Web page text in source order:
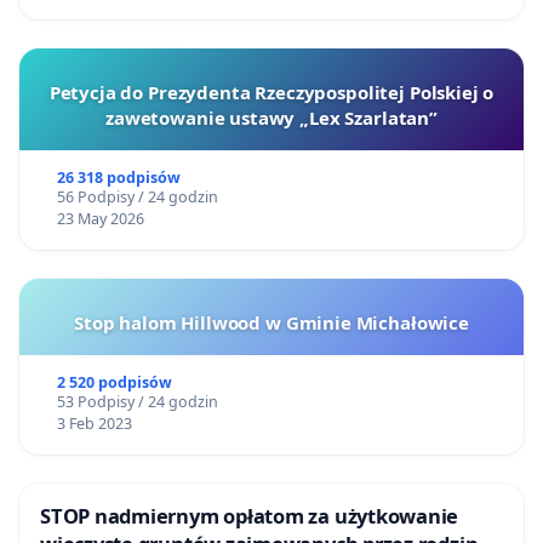
mają zakaz wejścia na teren budynku. Sprawa ma
Jako poważnie zaniepokojeni obywatele Polski,
sytuacją, liczymy na Pana konkretną reakcję i
podjęcie odpowiednich kroków w celu zapewnienia
sprawiedliwości w końcu skutecznie zadziała. Że
poniosą odpowiednie konsekwencje swoich
kryminalnych czynów.
Petycja do Prezydenta Rzeczypospolitej Polskiej o
zawetowanie ustawy „Lex Szarlatan”
26 318 podpisów
56 Podpisy / 24 godzin
23 May 2026
Stop halom Hillwood w Gminie Michałowice
2 520 podpisów
53 Podpisy / 24 godzin
3 Feb 2023
STOP nadmiernym opłatom za użytkowanie